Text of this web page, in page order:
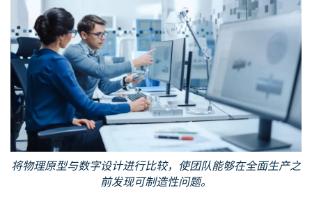
将物理原型与数字设计进行比较，使团队能够在全面生产之
前发现可制造性问题。